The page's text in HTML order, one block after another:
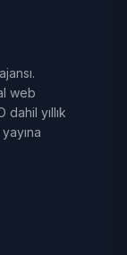
web
dahil yıllık